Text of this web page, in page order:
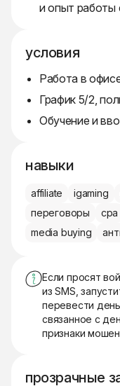
и опыт работы
условия
Работа в
График 5/2,
Обучение и
навыки
affiliate igaming
переговоры
cpa
media buying
Если просят
из SMS,
перевести
связанное с
признаки
прозрачные